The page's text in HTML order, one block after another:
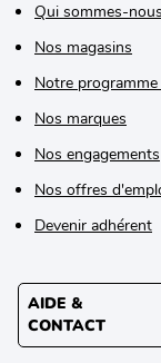
Qui sommes-
Nos magasins
Notre
Nos marques
Nos engagements
Nos offres
Devenir adhérent
AIDE &
CONTACT